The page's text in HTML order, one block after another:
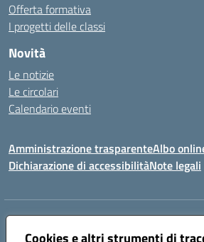
Cookies e altri strumenti di
Offerta formativa
I progetti delle classi
Novità
Le notizie
Le circolari
Calendario eventi
Amministrazione trasparenteAlbo
Dichiarazione di accessibilitàNote legali
Indirizzo:
Centralino:0923993485 Email: